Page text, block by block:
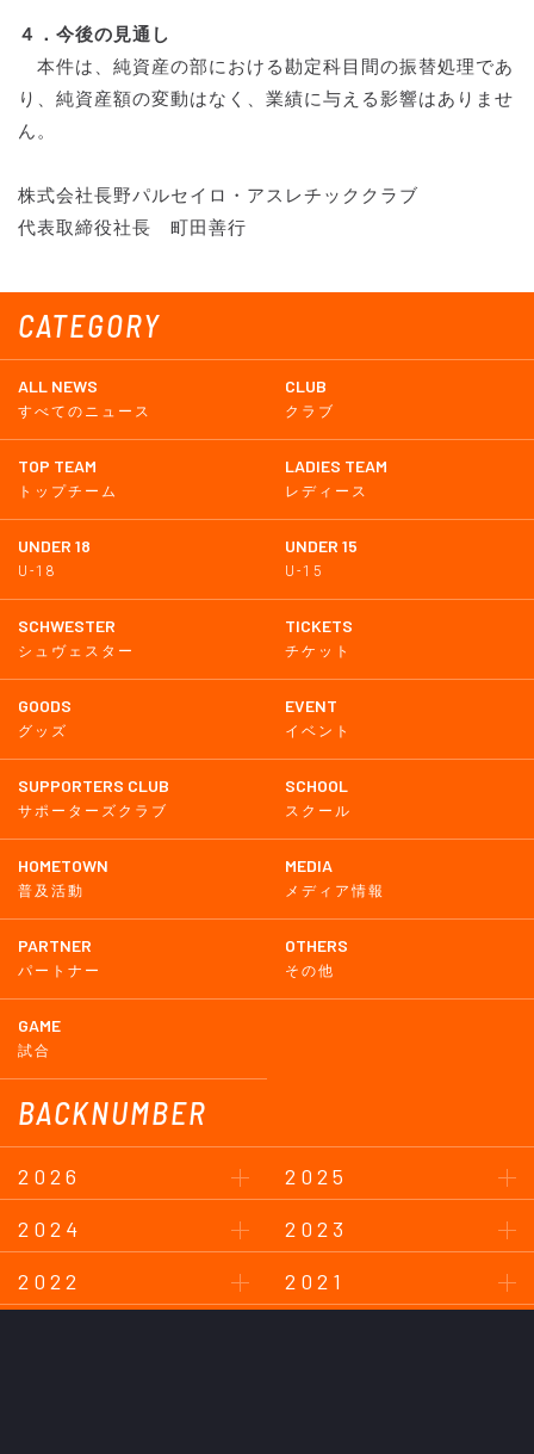
CATEGORY
ALL NEWS
すべてのニュース
CLUB
クラブ
TOP TEAM
トップチーム
LADIES TEAM
レディース
UNDER 18
U-18
UNDER 15
U-15
SCHWESTER
シュヴェスター
TICKETS
チケット
GOODS
グッズ
EVENT
イベント
SUPPORTERS CLUB
サポーターズクラブ
SCHOOL
スクール
HOMETOWN
普及活動
MEDIA
メディア情報
PARTNER
パートナー
OTHERS
その他
GAME
試合
BACKNUMBER
2026
2025
2024
2023
2022
2021
４．今後の見通し
本件は、純資産の部における勘定科目間の振替処理であ
り、純資産額の変動はなく、業績に与える影響はありませ
ん。
株式会社長野パルセイロ・アスレチッククラブ
代表取締役社長 町田善行